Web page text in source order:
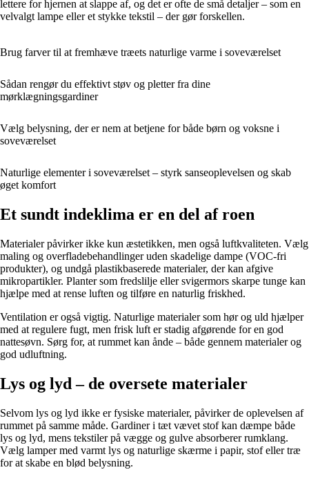
lettere for hjernen at slappe af, og det er ofte de små detaljer – som en
velvalgt lampe eller et stykke tekstil – der gør forskellen.
Brug farver til at fremhæve træets naturlige varme i soveværelset
Sådan rengør du effektivt støv og pletter fra dine
mørklægningsgardiner
Vælg belysning, der er nem at betjene for både børn og voksne i
soveværelset
Naturlige elementer i soveværelset – styrk sanseoplevelsen og skab
øget komfort
Et sundt indeklima er en del af roen
Materialer påvirker ikke kun æstetikken, men også luftkvaliteten. Vælg
maling og overfladebehandlinger uden skadelige dampe (VOC-fri
produkter), og undgå plastikbaserede materialer, der kan afgive
mikropartikler. Planter som fredslilje eller svigermors skarpe tunge kan
hjælpe med at rense luften og tilføre en naturlig friskhed.
Ventilation er også vigtig. Naturlige materialer som hør og uld hjælper
med at regulere fugt, men frisk luft er stadig afgørende for en god
nattesøvn. Sørg for, at rummet kan ånde – både gennem materialer og
god udluftning.
Lys og lyd – de oversete materialer
Selvom lys og lyd ikke er fysiske materialer, påvirker de oplevelsen af
rummet på samme måde. Gardiner i tæt vævet stof kan dæmpe både
lys og lyd, mens tekstiler på vægge og gulve absorberer rumklang.
Vælg lamper med varmt lys og naturlige skærme i papir, stof eller træ
for at skabe en blød belysning.